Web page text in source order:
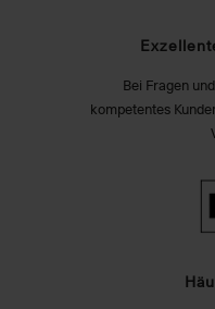
Bei Fragen
kompetentes